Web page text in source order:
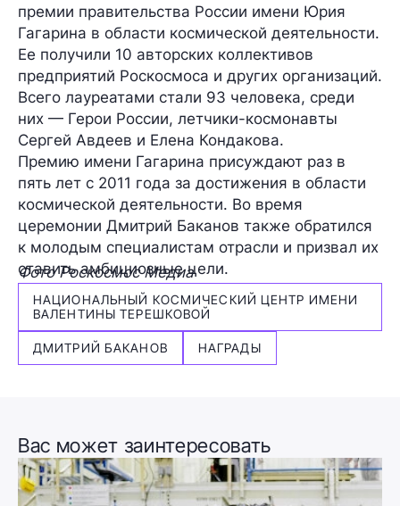
премии правительства России имени Юрия
Гагарина в области космической деятельности.
Ее получили 10 авторских коллективов
предприятий Роскосмоса и других организаций.
Всего лауреатами стали 93 человека, среди
них — Герои России, летчики-космонавты
Сергей Авдеев и Елена Кондакова.
Премию имени Гагарина присуждают раз в
пять лет с 2011 года за достижения в области
космической деятельности. Во время
церемонии Дмитрий Баканов также обратился
к молодым специалистам отрасли и призвал их
ставить амбициозные цели.
Фото Роскосмос Медиа
НАЦИОНАЛЬНЫЙ КОСМИЧЕСКИЙ ЦЕНТР ИМЕНИ
ВАЛЕНТИНЫ ТЕРЕШКОВОЙ
ДМИТРИЙ БАКАНОВ НАГРАДЫ
Вас может заинтересовать